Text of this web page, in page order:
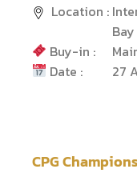
Location :
Buy-in :
Date :
27
CPG